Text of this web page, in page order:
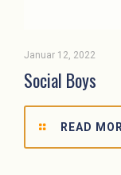
Januar 12, 2022
Social Boys
READ